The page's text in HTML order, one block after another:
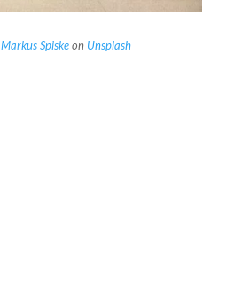
Markus Spiskeon Unsplash